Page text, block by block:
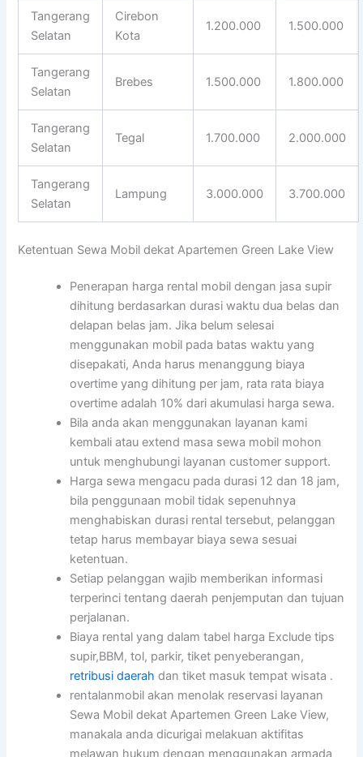
Tangerang
Selatan
Cirebon
Kota
1.200.000 1.500.000
Tangerang
Selatan
Brebes 1.500.000 1.800.000
Tangerang
Selatan
Tegal 1.700.000 2.000.000
Tangerang
Selatan
Lampung 3.000.000 3.700.000
Ketentuan Sewa Mobil dekat Apartemen Green Lake View
Penerapan harga rental mobil dengan jasa supir
dihitung berdasarkan durasi waktu dua belas dan
delapan belas jam. Jika belum selesai
menggunakan mobil pada batas waktu yang
disepakati, Anda harus menanggung biaya
overtime yang dihitung per jam, rata rata biaya
overtime adalah 10% dari akumulasi harga sewa.
Bila anda akan menggunakan layanan kami
kembali atau extend masa sewa mobil mohon
untuk menghubungi layanan customer support.
Harga sewa mengacu pada durasi 12 dan 18 jam,
bila penggunaan mobil tidak sepenuhnya
menghabiskan durasi rental tersebut, pelanggan
tetap harus membayar biaya sewa sesuai
ketentuan.
Setiap pelanggan wajib memberikan informasi
terperinci tentang daerah penjemputan dan tujuan
perjalanan.
Biaya rental yang dalam tabel harga Exclude tips
supir,BBM, tol, parkir, tiket penyeberangan,
retribusi daerah dan tiket masuk tempat wisata .
rentalanmobil akan menolak reservasi layanan
Sewa Mobil dekat Apartemen Green Lake View,
manakala anda dicurigai melakuan aktifitas